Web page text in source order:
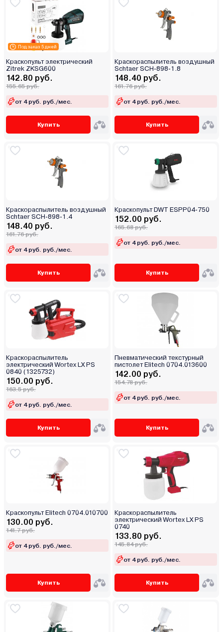
Под заказ 5 дней
Краскопульт электрический
Zitrek ZKSG600
142.80 руб.
155.65 руб.
от 4 руб. руб./мес.
Купить
Краскораспылитель воздушный
Schtaer SCH-898-1.8
148.40 руб.
161.76 руб.
от 4 руб. руб./мес.
Купить
Краскораспылитель воздушный
Schtaer SCH-898-1.4
148.40 руб.
161.76 руб.
от 4 руб. руб./мес.
Купить
Краскопульт DWT ESPP04-750
152.00 руб.
165.68 руб.
от 4 руб. руб./мес.
Купить
Краскораспылитель
электрический Wortex LX PS
0840 (1325732)
150.00 руб.
163.5 руб.
от 4 руб. руб./мес.
Купить
Пневматический текстурный
пистолет Elitech 0704.013600
142.00 руб.
154.78 руб.
от 4 руб. руб./мес.
Купить
Краскопульт Elitech 0704.010700
130.00 руб.
141.7 руб.
от 4 руб. руб./мес.
Купить
Краскораспылитель
электрический Wortex LX PS
0740
133.80 руб.
145.84 руб.
от 4 руб. руб./мес.
Купить